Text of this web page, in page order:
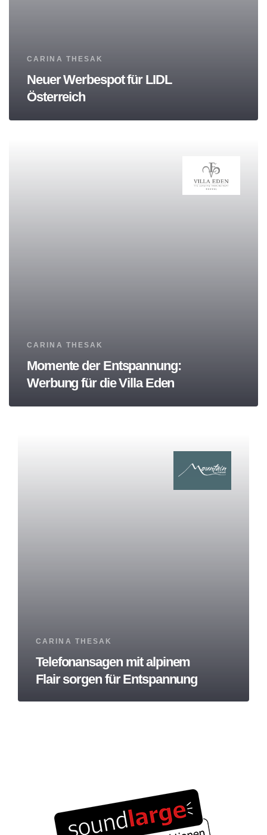
Tags
CARINA THESAK
Neuer Werbespot für LIDL
Österreich
Tags
CARINA THESAK
Momente der Entspannung:
Werbung für die Villa Eden
Tags
CARINA THESAK
Telefonansagen mit alpinem
Flair sorgen für Entspannung